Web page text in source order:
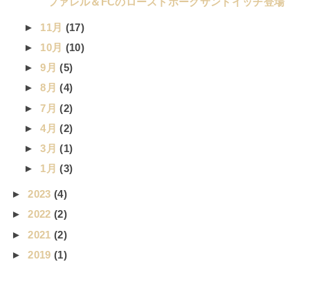
► 11月 (17)
► 10月 (10)
►9月(5)
►8月(4)
►7月(2)
►4月(2)
►3月(1)
► 1月(3)
►2023(4)
►2022(2)
►2021(2)
►2019(1)